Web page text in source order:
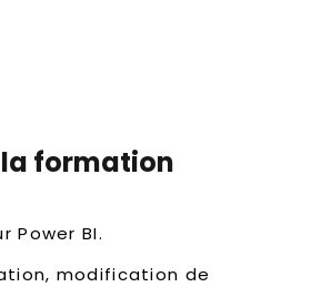
formation
Power BI.
modification de